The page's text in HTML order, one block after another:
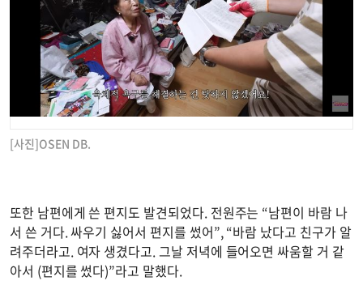
[사진]OSEN DB.
또한 남편에게 쓴 편지도 발견되었다. 전원주는 “남편이 바람 나
서 쓴 거다. 싸우기 싫어서 편지를 썼어”, “바람 났다고 친구가 알
려주더라고. 여자 생겼다고. 그날 저녁에 들어오면 싸움할 거 같
아서 (편지를 썼다)”라고 말했다.